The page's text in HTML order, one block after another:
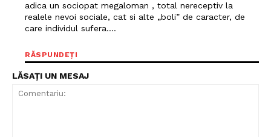
adica un sociopat megaloman , total nereceptiv la
realele nevoi sociale, cat si alte „boli” de caracter, de
care individul sufera….
RĂSPUNDEȚI
LĂSAȚI UN MESAJ